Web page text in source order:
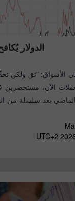
الدولار
الأسواق: "ثق ولكن
الآن، مستحضرين
بعد سلسلة من